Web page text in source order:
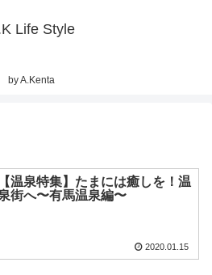
Life Style
by A.Kenta
【温泉特集】たまには癒しを！温
街へ〜有馬温泉編〜
2020.01.15